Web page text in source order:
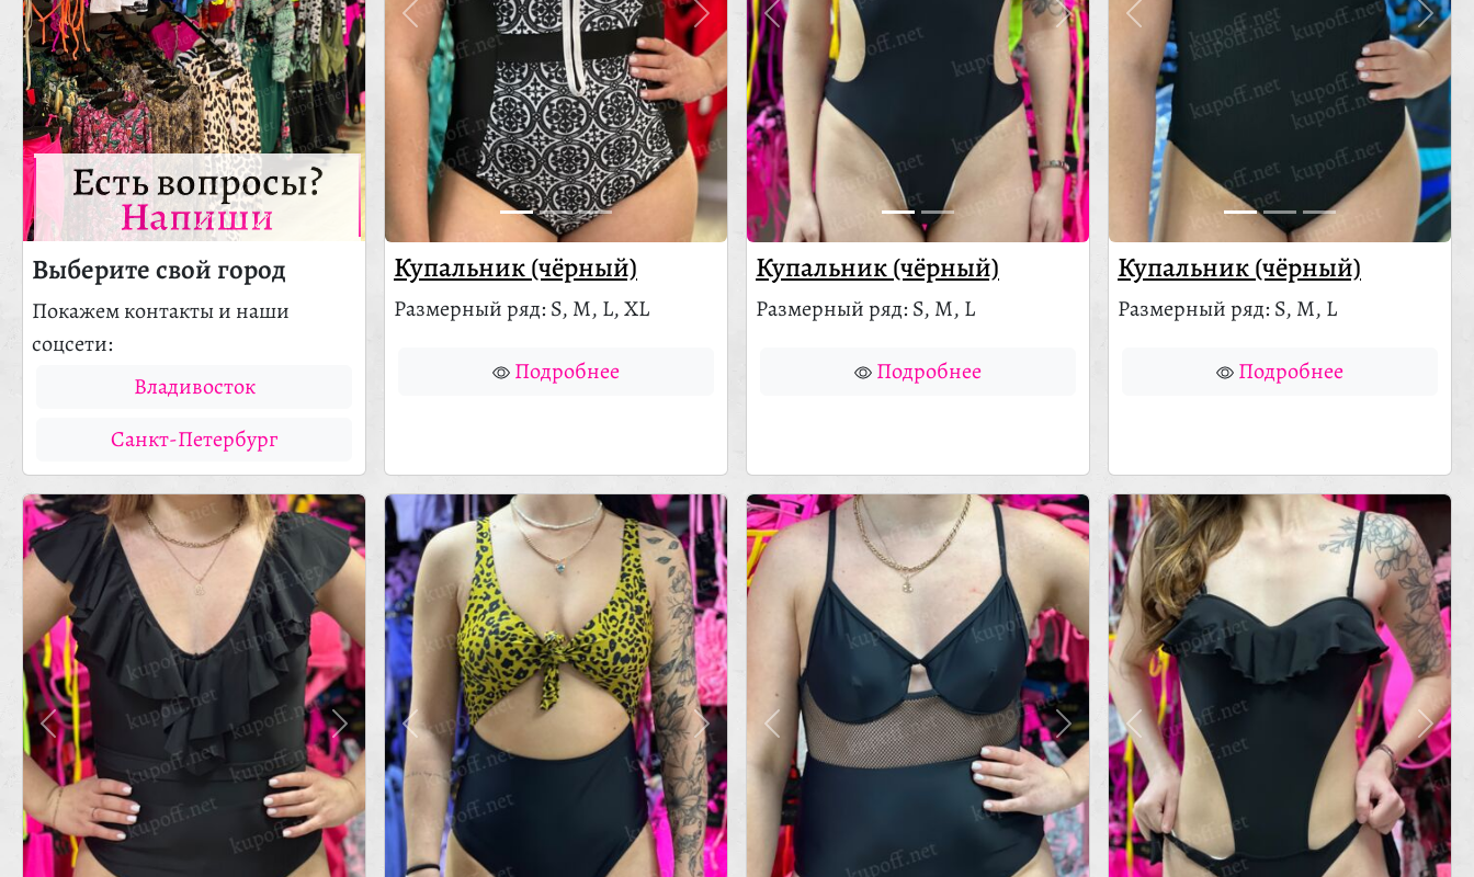
Есть вопросы?
Напиши
Выберите свой город
Покажем контакты и наши
соцсети:
Владивосток
Санкт-Петербург
Купальник (чёрный)
Размерный ряд: S, M, L, XL
Подробнее
Купальник (чёрный)
Размерный ряд: S, M, L
Подробнее
Купальник (чёрный)
Размерный ряд: S, M, L
Подробнее